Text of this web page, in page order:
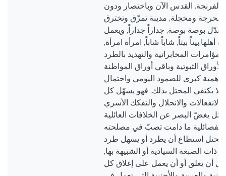
الفرنجة. القدس الآن وباختصار ودون
ومخجلة, مدينة تمزّق وتخترق
بوصة بوصة, جداراً جداراً, ويعمل
بيتاً, شاباً شاباً, امرأة امرأة,
المخابراتية والتهديد بالطرد
الثبوتية وباقي أوراق المواطنة
أهمية كبرى للصمود اليومي واحتمال
يكتفي المحتل بذلك, فهو يسهّل كل
والانحلال والتفكك الأسري
يغضّ البصر عن الخلافات العائلية
الفصائلية ما دامت تصبّ في مصلحته
استطاع أن يطرد أو يسهل طرد
الصبغة السيادية أو الشبيهة بها,
أن يغلق أو أن يعمل على إغلاق كل